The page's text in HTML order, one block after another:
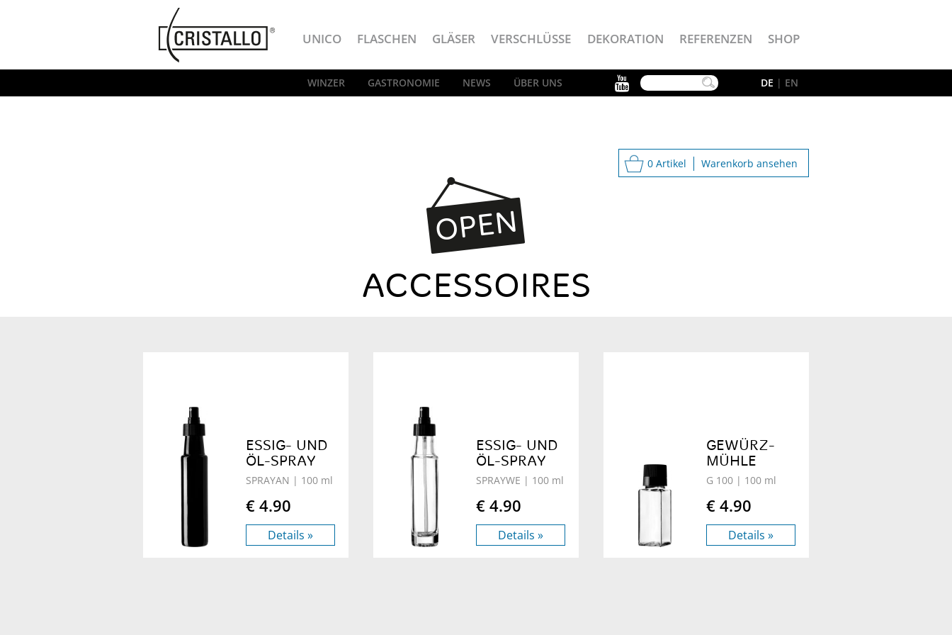
Cristallo
UNICO FLASCHEN GLÄSER VERSCHLÜSSE DEKORATION REFERENZEN SHOP
WINZER GASTRONOMIE NEWS ÜBER UNS DE | EN
YouTube
0 Artikel Warenkorb ansehen
ACCESSOIRES
ESSIG- UND
ÖL-SPRAY
SPRAYAN | 100 ml
€ 4.90
Details »
ESSIG- UND
ÖL-SPRAY
SPRAYWE | 100 ml
€ 4.90
Details »
GEWÜRZ-
MÜHLE
G 100 | 100 ml
€ 4.90
Details »